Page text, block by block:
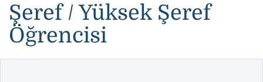
Şeref / Yüksek Şeref
Öğrencisi